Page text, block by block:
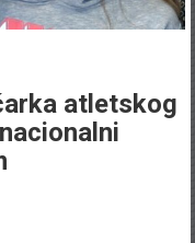
atletskog